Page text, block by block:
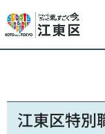
江東区特別